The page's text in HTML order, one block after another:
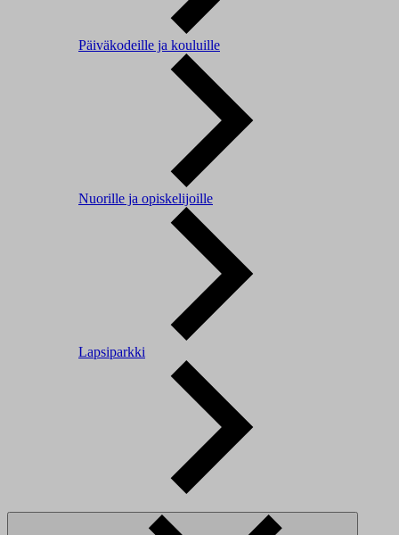
Päiväkodeille ja kouluille
Nuorille ja opiskelijoille
Lapsiparkki